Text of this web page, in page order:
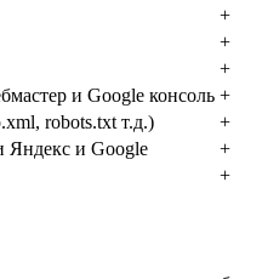
+
+
+
и Google консоль +
robots.txt т.д.)
+
Яндекс и Google
+
+